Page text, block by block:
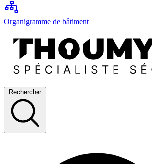
Organigramme de bâtiment
Rechercher